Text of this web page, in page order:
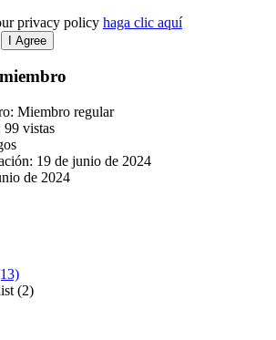
privacy policy haga clic aquí
I Agree
Miembro regular
vistas
19 de junio de 2024
de 2024
(2)